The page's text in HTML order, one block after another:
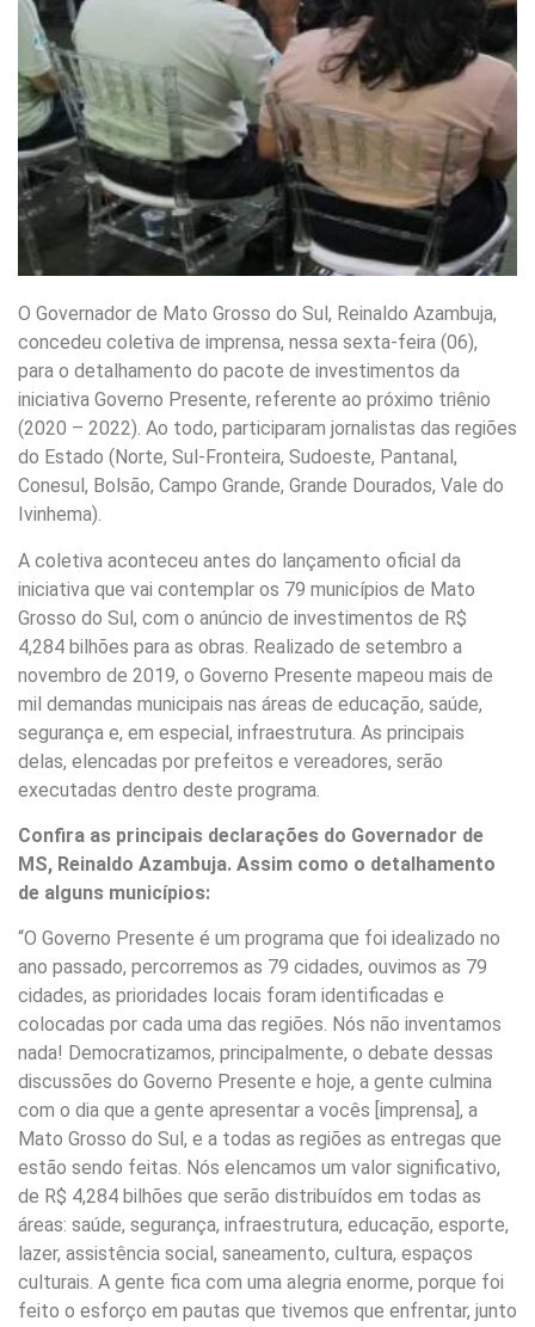
O Governador de Mato Grosso do Sul, Reinaldo Azambuja,
concedeu coletiva de imprensa, nessa sexta-feira (06),
para o detalhamento do pacote de investimentos da
iniciativa Governo Presente, referente ao próximo triênio
(2020 – 2022). Ao todo, participaram jornalistas das regiões
do Estado (Norte, Sul-Fronteira, Sudoeste, Pantanal,
Conesul, Bolsão, Campo Grande, Grande Dourados, Vale do
Ivinhema).
A coletiva aconteceu antes do lançamento oficial da
iniciativa que vai contemplar os 79 municípios de Mato
Grosso do Sul, com o anúncio de investimentos de R$
4,284 bilhões para as obras. Realizado de setembro a
novembro de 2019, o Governo Presente mapeou mais de
mil demandas municipais nas áreas de educação, saúde,
segurança e, em especial, infraestrutura. As principais
delas, elencadas por prefeitos e vereadores, serão
executadas dentro deste programa.
Confira as principais declarações do Governador de
MS, Reinaldo Azambuja. Assim como o detalhamento
de alguns municípios:
“O Governo Presente é um programa que foi idealizado no
ano passado, percorremos as 79 cidades, ouvimos as 79
cidades, as prioridades locais foram identificadas e
colocadas por cada uma das regiões. Nós não inventamos
nada! Democratizamos, principalmente, o debate dessas
discussões do Governo Presente e hoje, a gente culmina
com o dia que a gente apresentar a vocês [imprensa], a
Mato Grosso do Sul, e a todas as regiões as entregas que
estão sendo feitas. Nós elencamos um valor significativo,
de R$ 4,284 bilhões que serão distribuídos em todas as
áreas: saúde, segurança, infraestrutura, educação, esporte,
lazer, assistência social, saneamento, cultura, espaços
culturais. A gente fica com uma alegria enorme, porque foi
feito o esforço em pautas que tivemos que enfrentar, junto